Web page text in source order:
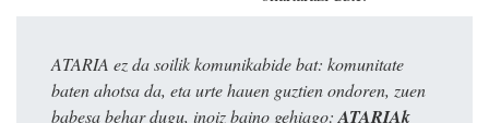
ATARIA ez da soilik komunikabide bat: komunitate
baten ahotsa da, eta urte hauen guztien ondoren, zuen
babesa behar dugu, inoiz baino gehiago: ATARIAk